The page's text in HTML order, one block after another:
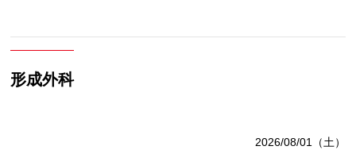
形成外科
2026/08/01（土）